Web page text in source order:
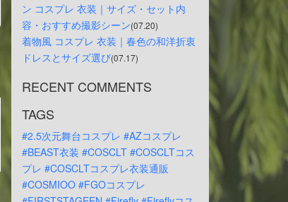
ン コスプレ 衣装｜サイズ・セット内
容・おすすめ撮影シーン(07.20)
着物風 コスプレ 衣装｜春色の和洋折衷
ドレスとサイズ選び(07.17)
RECENT COMMENTS
TAGS
#2.5次元舞台コスプレ #AZコスプレ
#BEAST衣装 #COSCLT #COSCLTコス
プレ #COSCLTコスプレ衣装通販
#COSMIOO #FGOコスプレ